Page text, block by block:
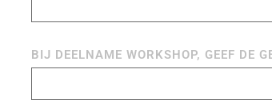
BIJ DEELNAME WORKSHOP, GEEF DE